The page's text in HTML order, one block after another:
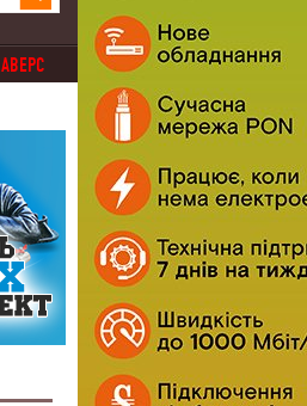
АВЕРС